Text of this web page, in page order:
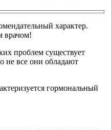
характер.
врачом!
проблем существует
не все они обладают
гормональный